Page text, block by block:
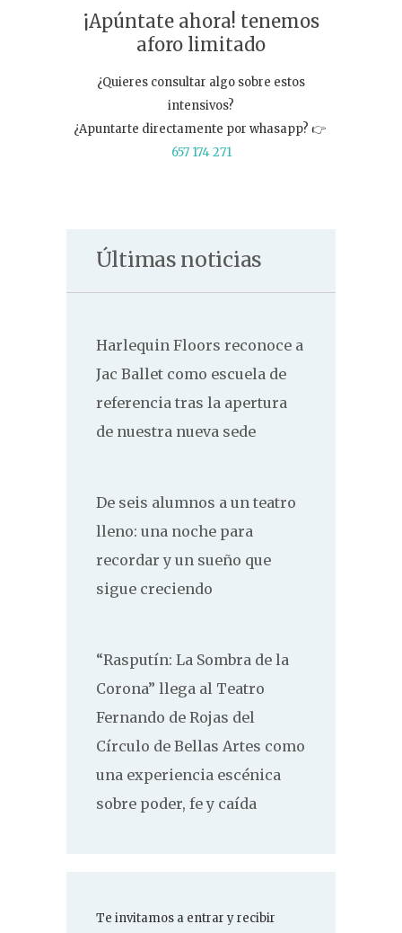
¡Apúntate ahora! tenemos
aforo limitado
¿Quieres consultar algo sobre estos
intensivos?
¿Apuntarte directamente por whasapp? 👉
657 174 271
Últimas noticias
Harlequin Floors reconoce a
Jac Ballet como escuela de
referencia tras la apertura
de nuestra nueva sede
De seis alumnos a un teatro
lleno: una noche para
recordar y un sueño que
sigue creciendo
“Rasputín: La Sombra de la
Corona” llega al Teatro
Fernando de Rojas del
Círculo de Bellas Artes como
una experiencia escénica
sobre poder, fe y caída
Te invitamos a entrar y recibir